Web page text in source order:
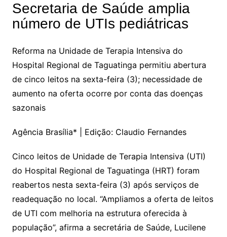
Secretaria de Saúde amplia
número de UTIs pediátricas
Reforma na Unidade de Terapia Intensiva do
Hospital Regional de Taguatinga permitiu abertura
de cinco leitos na sexta-feira (3); necessidade de
aumento na oferta ocorre por conta das doenças
sazonais
Agência Brasília* | Edição: Claudio Fernandes
Cinco leitos de Unidade de Terapia Intensiva (UTI)
do Hospital Regional de Taguatinga (HRT) foram
reabertos nesta sexta-feira (3) após serviços de
readequação no local. “Ampliamos a oferta de leitos
de UTI com melhoria na estrutura oferecida à
população”, afirma a secretária de Saúde, Lucilene